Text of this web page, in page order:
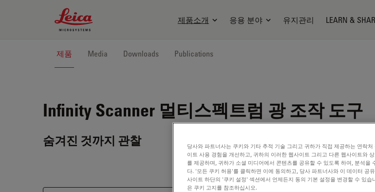
Leica Microsystems Logo
제품소개 응용 분야 유지관리 LEARN &
제품 Media Downloads Publications
Infinity Scanner 멀티스펙트럼 광 조작 도구
숨겨진 것까지 관찰
당사와 파트너사는 쿠키와 기타 추적 기술 그리고 귀하가 직접 제공하는 연락
이트 사용 경험을 개선하고, 귀하의 이러한 웹사이트 그리고 다른 웹사이트와
를 제공하며, 귀하가 소셜 미디어에서 콘텐츠를 공유할 수 있도록 하여, 분석을
다. '모든 쿠키 허용'를 클릭하면 이에 동의하고, 당사 파트너사와 이 데이터 공
사이트 하단의 '쿠키 설정' 섹션에서 언제든지 동의 기본 설정을 변경할 수 있습
은 쿠키 고지를 참조하십시오.